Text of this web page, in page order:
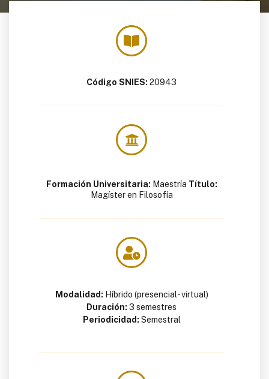
Código SNIES: 20943
Formación Universitaria: Maestría Título:
Magíster en Filosofía
Modalidad: Híbrido (presencial-virtual)
Duración: 3 semestres
Periodicidad: Semestral